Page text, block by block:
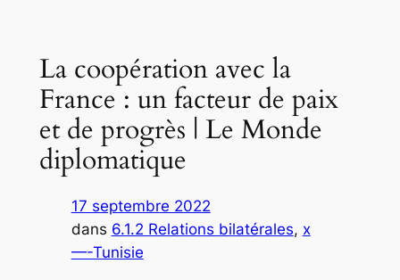
La coopération avec la
France : un facteur de paix
et de progrès | Le Monde
diplomatique
17 septembre 2022
dans 6.1.2 Relations bilatérales, x
—-Tunisie